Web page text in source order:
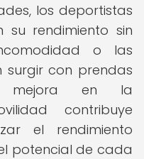
los deportistas
su rendimiento sin
o las
surgir con prendas
mejora en la
contribuye
el rendimiento
potencial de cada